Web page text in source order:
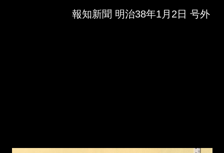
報知新聞 明治38年1月2日 号外